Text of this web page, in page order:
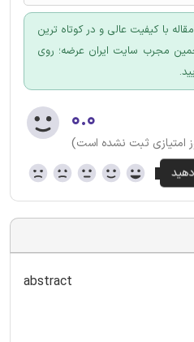
با کیفیت عالی و در کوتاه ترین
مجرب سایت ایران عرضه؛ روی
۰.۰
امتیازی ثبت نشده است)
abstract